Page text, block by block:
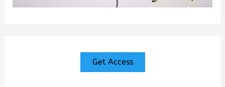
Get Access